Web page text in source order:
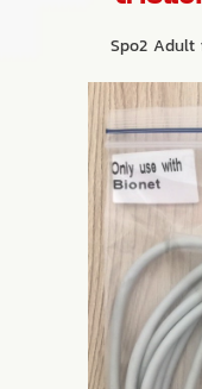
Spo2